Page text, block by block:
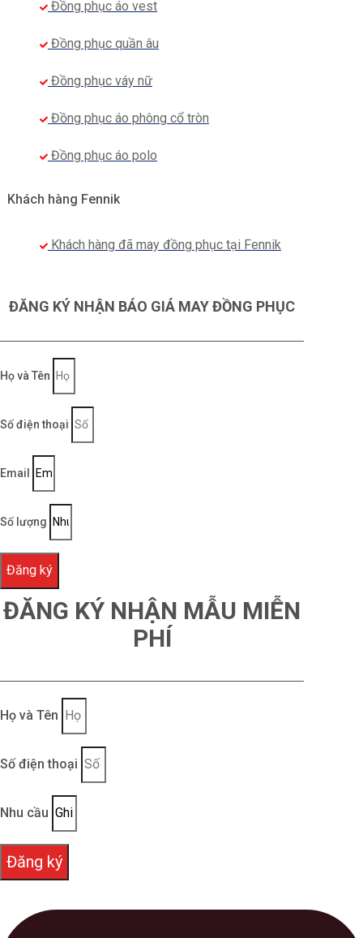
Đồng phục áo vest
Đồng phục quần âu
Đồng phục váy nữ
Đồng phục áo phông cổ tròn
Đồng phục áo polo
Khách hàng Fennik
Khách hàng đã may đồng phục tại Fennik
ĐĂNG KÝ NHẬN BÁO GIÁ MAY ĐỒNG PHỤC
Họ và Tên
Số điện thoại
Email
Số lượng
Đăng ký
ĐĂNG KÝ NHẬN MẪU MIỄN
PHÍ
Họ và Tên
Số điện thoại
Nhu cầu
Đăng ký